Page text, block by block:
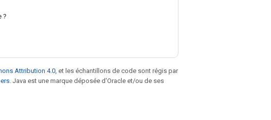
?
Attribution 4.0 , et les échantillons de code sont régis par
. Java est une marque déposée d'Oracle et/ou de ses